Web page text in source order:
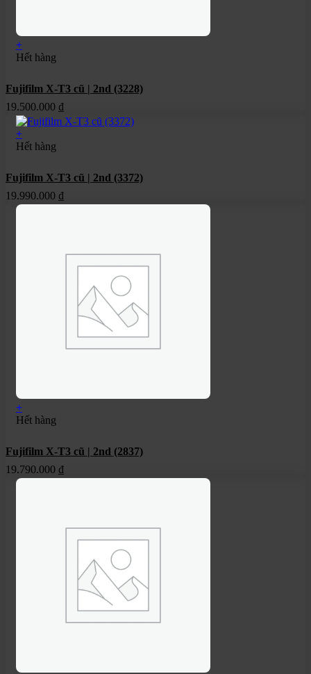
+
Hết hàng
Fujifilm X-T3 cũ | 2nd (3228)
19.500.000 ₫
+
Hết hàng
Fujifilm X-T3 cũ | 2nd (3372)
19.990.000 ₫
+
Hết hàng
Fujifilm X-T3 cũ | 2nd (2837)
19.790.000 ₫